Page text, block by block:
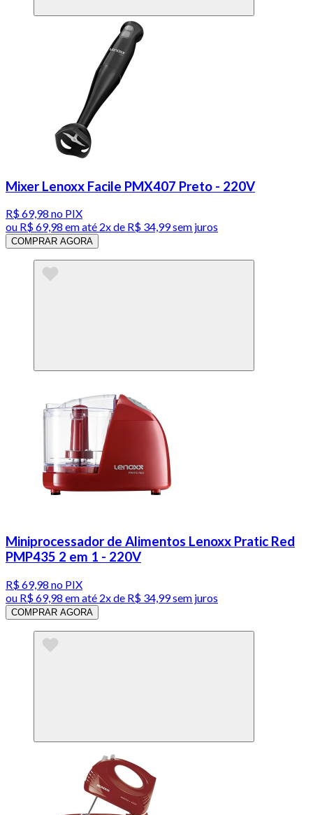
Mixer Lenoxx Facile PMX407 Preto - 220V
R$ 69,98 no PIX
ou R$ 69,98 em até 2x de R$ 34,99 sem juros
COMPRAR AGORA
Miniprocessador de Alimentos Lenoxx Pratic Red
PMP435 2 em 1 - 220V
R$ 69,98 no PIX
ou R$ 69,98 em até 2x de R$ 34,99 sem juros
COMPRAR AGORA